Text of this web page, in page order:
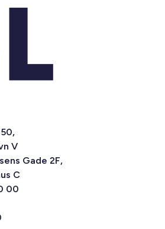
V
Gade 2F,
C
00